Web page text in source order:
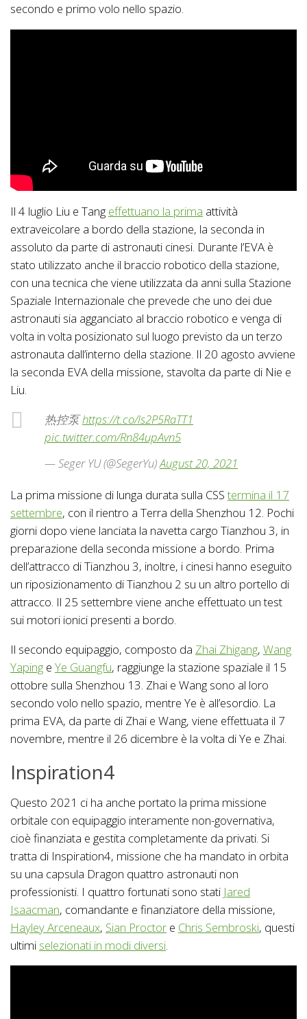
secondo e primo volo nello spazio.
Il 4 luglio Liu e Tang effettuano la prima attività
extraveicolare a bordo della stazione, la seconda in
assoluto da parte di astronauti cinesi. Durante l’EVA è
stato utilizzato anche il braccio robotico della stazione,
con una tecnica che viene utilizzata da anni sulla Stazione
Spaziale Internazionale che prevede che uno dei due
astronauti sia agganciato al braccio robotico e venga di
volta in volta posizionato sul luogo previsto da un terzo
astronauta dall’interno della stazione. Il 20 agosto avviene
la seconda EVA della missione, stavolta da parte di Nie e
Liu.
热控泵https://t.co/ls2P5RaTT1
pic.twitter.com/Rn84upAvn5
— Seger YU (@SegerYu)August 20, 2021
La prima missione di lunga durata sulla CSStermina il 17
settembre, con il rientro a Terra della Shenzhou 12. Pochi
giorni dopo viene lanciata la navetta cargo Tianzhou 3, in
preparazione della seconda missione a bordo. Prima
dell’attracco di Tianzhou 3, inoltre, i cinesi hanno eseguito
un riposizionamento di Tianzhou 2 su un altro portello di
attracco. Il 25 settembre viene anche effettuato un test
sui motori ionici presenti a bordo.
Il secondo equipaggio, composto da Zhai Zhigang, Wang
Yaping e Ye Guangfu, raggiunge la stazione spaziale il 15
ottobre sulla Shenzhou 13. Zhai e Wang sono al loro
secondo volo nello spazio, mentre Ye è all’esordio. La
prima EVA, da parte di Zhai e Wang, viene effettuata il 7
novembre, mentre il 26 dicembre è la volta di Ye e Zhai.
Inspiration4
Questo 2021 ci ha anche portato la prima missione
orbitale con equipaggio interamente non-governativa,
cioè finanziata e gestita completamente da privati. Si
tratta di Inspiration4, missione che ha mandato in orbita
su una capsula Dragon quattro astronauti non
professionisti. I quattro fortunati sono stati Jared
Isaacman, comandante e finanziatore della missione,
Hayley Arceneaux, Sian Proctor e Chris Sembroski, questi
ultimi selezionati in modi diversi.